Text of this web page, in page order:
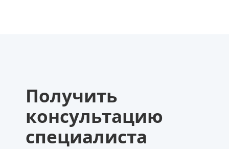
Получить
консультацию
специалиста